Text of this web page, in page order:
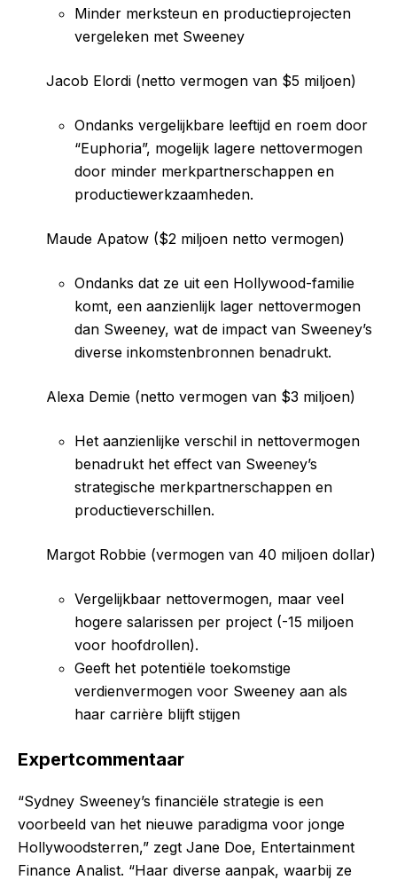
Minder merksteun en productieprojecten
vergeleken met Sweeney
Jacob Elordi (netto vermogen van $5 miljoen)
Ondanks vergelijkbare leeftijd en roem door
“Euphoria”, mogelijk lagere nettovermogen
door minder merkpartnerschappen en
productiewerkzaamheden.
Maude Apatow ($2 miljoen netto vermogen)
Ondanks dat ze uit een Hollywood-familie
komt, een aanzienlijk lager nettovermogen
dan Sweeney, wat de impact van Sweeney’s
diverse inkomstenbronnen benadrukt.
Alexa Demie (netto vermogen van $3 miljoen)
Het aanzienlijke verschil in nettovermogen
benadrukt het effect van Sweeney’s
strategische merkpartnerschappen en
productieverschillen.
Margot Robbie (vermogen van 40 miljoen dollar)
Vergelijkbaar nettovermogen, maar veel
hogere salarissen per project (-15 miljoen
voor hoofdrollen).
Geeft het potentiële toekomstige
verdienvermogen voor Sweeney aan als
haar carrière blijft stijgen
Expertcommentaar
“Sydney Sweeney’s financiële strategie is een
voorbeeld van het nieuwe paradigma voor jonge
Hollywoodsterren,” zegt Jane Doe, Entertainment
Finance Analist. “Haar diverse aanpak, waarbij ze